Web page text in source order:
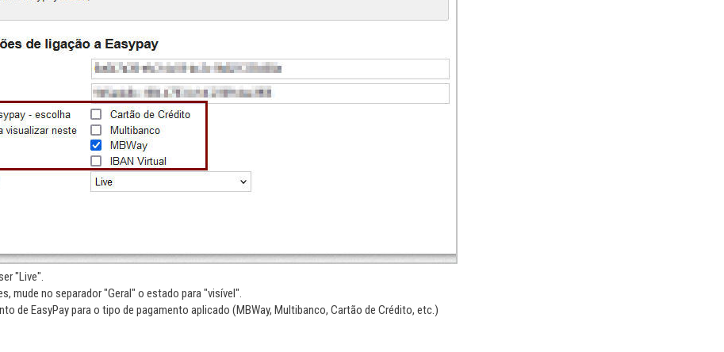
"Live".
mude no separador "Geral" o estado para "visível".
de EasyPay para o tipo de pagamento aplicado (MBWay, Multibanco, Cartão de Crédito, etc.)